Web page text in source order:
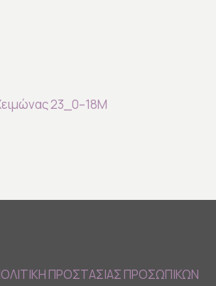
23_0–18M
ΠΡΟΣΤΑΣΙΑΣ ΠΡΟΣΩΠΙΚΩΝ